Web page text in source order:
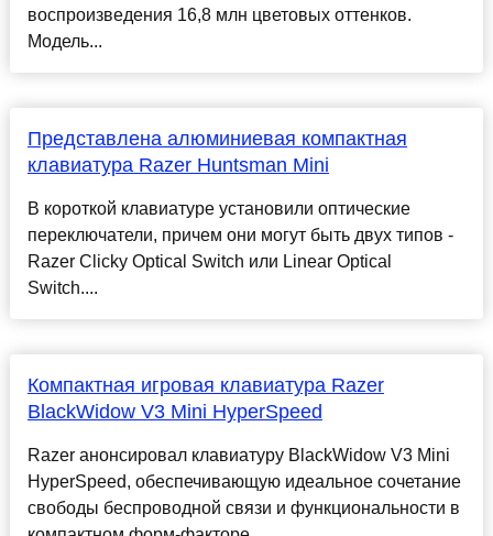
воспроизведения 16,8 млн цветовых оттенков.
Модель...
Представлена алюминиевая компактная
клавиатура Razer Huntsman Mini
В короткой клавиатуре установили оптические
переключатели, причем они могут быть двух типов -
Razer Clicky Optical Switch или Linear Optical
Switch....
Компактная игровая клавиатура Razer
BlackWidow V3 Mini HyperSpeed
Razer анонсировал клавиатуру BlackWidow V3 Mini
HyperSpeed, обеспечивающую идеальное сочетание
свободы беспроводной связи и функциональности в